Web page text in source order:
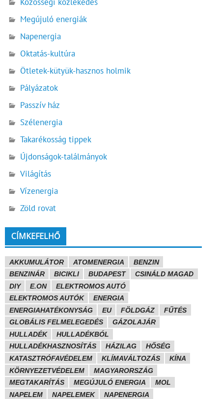
Megújuló energiák
Napenergia
Oktatás-kultúra
Ötletek-kütyük-hasznos holmik
Pályázatok
Passzív ház
Szélenergia
Takarékosság tippek
Újdonságok-találmányok
Világítás
Vízenergia
Zöld rovat
CÍMKEFELHŐ
AKKUMULÁTOR ATOMENERGIA
BENZIN
BENZINÁR
BICIKLI BUDAPEST
CSINÁLD MAGAD
DIY
E.ON
ELEKTROMOS AUTÓ
ELEKTROMOS AUTÓK
ENERGIA
ENERGIAHATÉKONYSÁG
EU FÖLDGÁZ
FŰTÉS
GLOBÁLIS FELMELEGEDÉS
GÁZOLAJÁR
HULLADÉK
HULLADÉKBÓL
HULLADÉKHASZNOSÍTÁS
HÁZILAG
HŐSÉG
KATASZTRÓFAVÉDELEM
KLÍMAVÁLTOZÁS
KÍNA
KÖRNYEZETVÉDELEM
MAGYARORSZÁG
MEGTAKARÍTÁS
MEGÚJULÓ ENERGIA
MOL
NAPELEM
NAPELEMEK
NAPENERGIA